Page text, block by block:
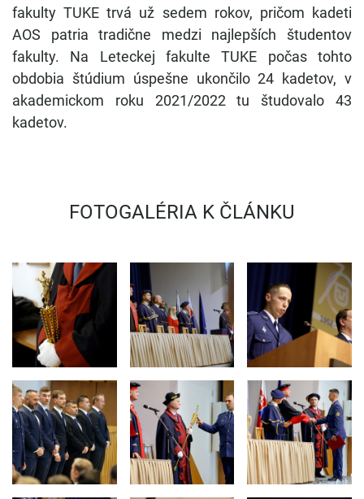
fakulty TUKE trvá už sedem rokov, pričom kadeti
AOS patria tradične medzi najlepších študentov
fakulty. Na Leteckej fakulte TUKE počas tohto
obdobia štúdium úspešne ukončilo 24 kadetov, v
akademickom roku 2021/2022 tu študovalo 43
kadetov.
FOTOGALÉRIA K ČLÁNKU